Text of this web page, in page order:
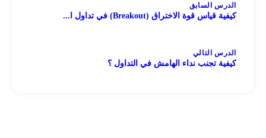
الدرس السابق
كيفية قياس قوة الاختراق (Breakout) في تداول ا...
الدرس التالي
كيفية تجنب نداء الهامش في التداول ؟